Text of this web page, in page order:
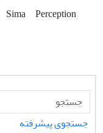
Sima Perception
جستجوی پیشرفته